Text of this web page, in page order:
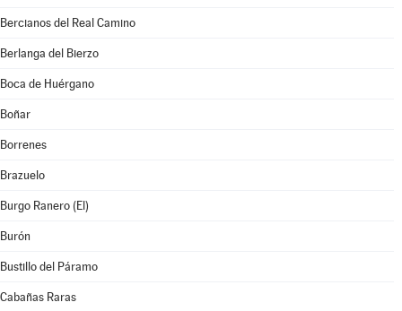
Bercianos del Real Camino
Berlanga del Bierzo
Boca de Huérgano
Boñar
Borrenes
Brazuelo
Burgo Ranero (El)
Burón
Bustillo del Páramo
Cabañas Raras